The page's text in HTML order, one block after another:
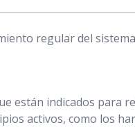
regular del
están indicados para
activos, como los